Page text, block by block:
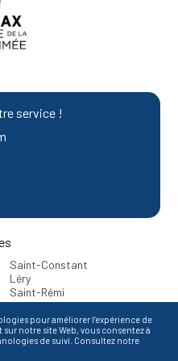
service !
Saint-Constant
Léry
Saint-Rémi
Sainte-Catherine
Saint-Isidore
pour améliorer l’expérience de
notre site Web, vous consentez à
de suivi. Consultez notre